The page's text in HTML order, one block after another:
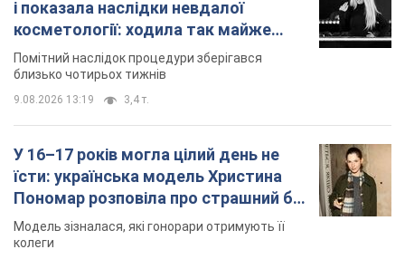
і показала наслідки невдалої
косметології: ходила так майже
місяць
Помітний наслідок процедури зберігався
близько чотирьох тижнів
9.08.2026 13:19 3,4 т.
У 16–17 років могла цілий день не
їсти: українська модель Христина
Пономар розповіла про страшний бік
модельної кар’єри
Модель зізналася, які гонорари отримують її
колеги